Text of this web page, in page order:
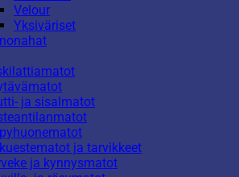
Velour
Yksiväriset
ja sisalmatot
ja tarvikkeet
ja kynnysmatot